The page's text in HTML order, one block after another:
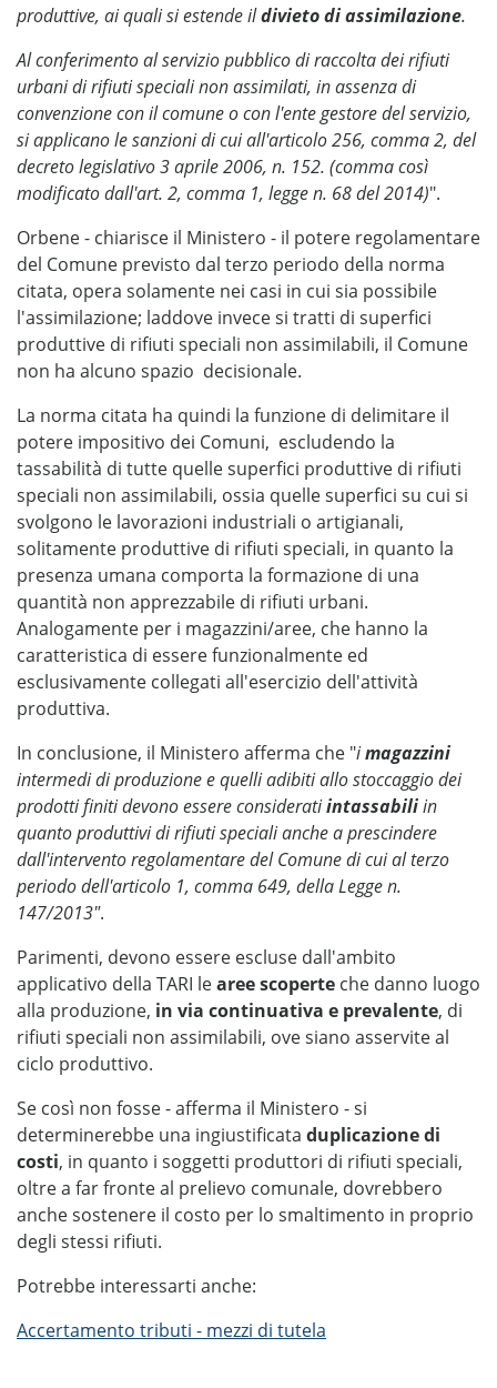
produttive, ai quali si estende ildivieto di assimilazione.
Al conferimento al servizio pubblico di raccolta dei rifiuti
urbani di rifiuti speciali non assimilati, in assenza di
convenzione con il comune o con l'ente gestore del servizio,
si applicano le sanzioni di cui all'articolo 256, comma 2, del
decreto legislativo 3 aprile 2006, n. 152. (comma così
modificato dall'art. 2, comma 1, legge n. 68 del 2014)".
Orbene - chiarisce il Ministero - il potere regolamentare
del Comune previsto dal terzo periodo della norma
citata, opera solamente nei casi in cui sia possibile
l'assimilazione; laddove invece si tratti di superfici
produttive di rifiuti speciali non assimilabili, il Comune
non ha alcuno spazio decisionale.
La norma citata ha quindi la funzione di delimitare il
potere impositivo dei Comuni, escludendo la
tassabilità di tutte quelle superfici produttive di rifiuti
speciali non assimilabili, ossia quelle superfici su cui si
svolgono le lavorazioni industriali o artigianali,
solitamente produttive di rifiuti speciali, in quanto la
presenza umana comporta la formazione di una
quantità non apprezzabile di rifiuti urbani.
Analogamente per i magazzini/aree, che hanno la
caratteristica di essere funzionalmente ed
esclusivamente collegati all'esercizio dell'attività
produttiva.
In conclusione, il Ministero afferma che "imagazzini
intermedi di produzione e quelli adibiti allo stoccaggio dei
prodotti finiti devono essere consideratiintassabiliin
quanto produttivi di rifiuti speciali anche a prescindere
dall'intervento regolamentare del Comune di cui al terzo
periodo dell'articolo 1, comma 649, della Legge n.
147/2013".
Parimenti, devono essere escluse dall'ambito
applicativo della TARI learee scoperte che danno luogo
alla produzione, in via continuativa e prevalente, di
rifiuti speciali non assimilabili, ove siano asservite al
ciclo produttivo.
Se così non fosse - afferma il Ministero - si
determinerebbe una ingiustificata duplicazione di
costi, in quanto i soggetti produttori di rifiuti speciali,
oltre a far fronte al prelievo comunale, dovrebbero
anche sostenere il costo per lo smaltimento in proprio
degli stessi rifiuti.
Potrebbe interessarti anche:
Accertamento tributi - mezzi di tutela